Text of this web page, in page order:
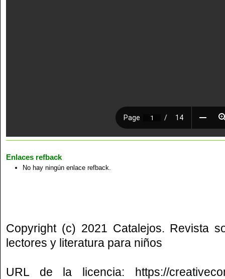
Enlaces refback
No hay ningún enlace refback.
Copyright (c) 2021 Catalejos. Revista
lectores y literatura para niños
URL de la licencia: https://